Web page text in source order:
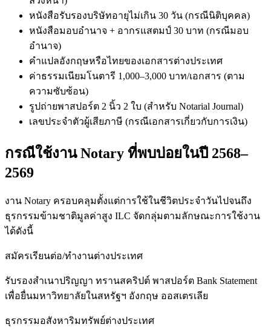
หนังสือรับรองบริษัทอายุไม่เกิน 30 วัน (กรณีนิติบุคคล)
หนังสือมอบอำนาจ + อากรแสตมป์ 30 บาท (กรณีมอบ
อำนาจ)
คำแปลอังกฤษหรือไทยของเอกสารต่างประเทศ
ค่าธรรมเนียมโนตารี 1,000–3,000 บาท/เอกสาร (ตาม
ความซับซ้อน)
รูปถ่ายพาสปอร์ต 2 นิ้ว 2 ใบ (สำหรับ Notarial Journal)
เลขประจำตัวผู้เสียภาษี (กรณีเอกสารเกี่ยวกับการเงิน)
กรณีใช้งาน Notary ที่พบบ่อยในปี 2568–
2569
งาน Notary ครอบคลุมตั้งแต่การใช้ในชีวิตประจำวันไปจนถึง
ธุรกรรมข้ามชาติมูลค่าสูง ILC จัดกลุ่มตามลักษณะการใช้งาน
ได้ดังนี้
สมัครเรียนต่อ/ทำงานต่างประเทศ
รับรองสำเนาปริญญา ทรานสคริปต์ พาสปอร์ต Bank Statement
เพื่อยื่นมหาวิทยาลัยในสหรัฐฯ อังกฤษ ออสเตรเลีย
ธุรกรรมอสังหาริมทรัพย์ต่างประเทศ